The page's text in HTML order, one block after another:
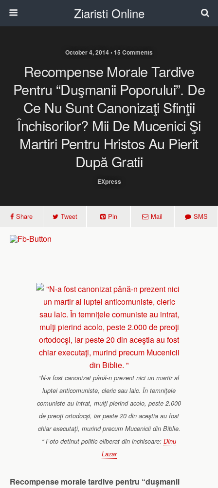
Ziaristi Online
October 4, 2014 • 15 Comments
Recompense Morale Tardive
Pentru “duşmanii Poporului”. De
Ce Nu Sunt Canonizaţi Sfinţii
Închisorilor? Mii De Mucenici Şi
Martiri Pentru Hristos Au Pierit
După Gratii
EXpress
Share Tweet Pin Mail SMS
“N-a fost canonizat până-n prezent nici un martir al
luptei anticomuniste, cleric sau laic. În temniţele
comuniste au intrat, mulţi pierind acolo, peste 2.000
de preoţi ortodocşi, iar peste 20 din aceştia au fost
chiar executaţi, murind precum Mucenicii din Biblie.
“Foto detinut politic eliberat din inchisoare: Dinu
Lazar
Recompense morale tardive pentru “duşmanii